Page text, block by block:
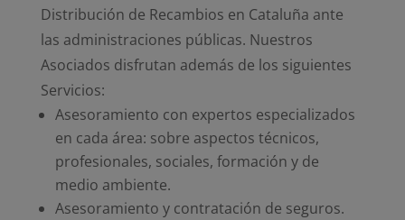
Distribución de Recambios en Cataluña ante
las administraciones públicas. Nuestros
Asociados disfrutan además de los siguientes
Servicios:
Asesoramiento con expertos especializados
en cada área: sobre aspectos técnicos,
profesionales, sociales, formación y de
medio ambiente.
Asesoramiento y contratación de seguros.